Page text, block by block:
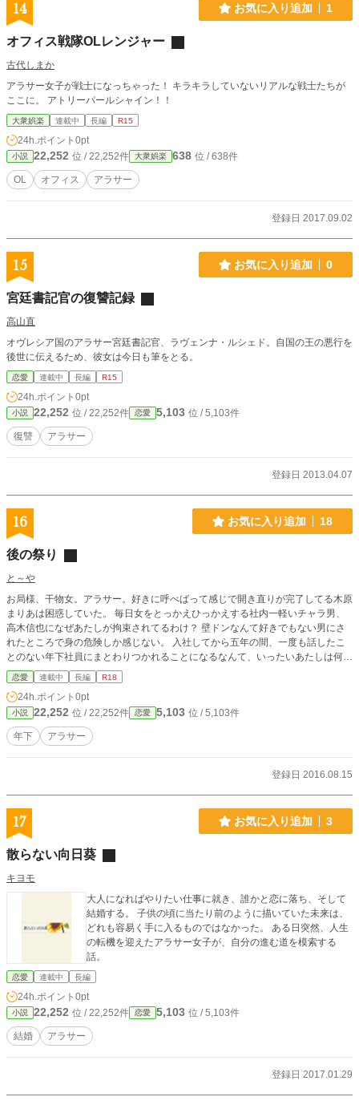
14 お気に入り追加 1
オフィス戦隊OLレンジャー
古代しまか
アラサー女子が戦士になっちゃった！ キラキラしていないリアルな戦士たちが
ここに。 アトリーパールシャイン！！
大衆娯楽 連載中 長編 R15
24h.ポイント 0pt
小説 22,252 位 / 22,252件 大衆娯楽 638 位 / 638件
OL オフィス アラサー
登録日 2017.09.02
15 お気に入り追加 0
宮廷書記官の復讐記録
高山直
オヴレシア国のアラサー宮廷書記官、ラヴェンナ・ルシェド。自国の王の悪行を
後世に伝えるため、彼女は今日も筆をとる。
恋愛 連載中 長編 R15
24h.ポイント 0pt
小説 22,252 位 / 22,252件 恋愛 5,103 位 / 5,103件
復讐 アラサー
登録日 2013.04.07
16 お気に入り追加 18
後の祭り
と～や
お局様、干物女。アラサー。好きに呼べばって感じで開き直りが完了してる木原
まりあは困惑していた。 毎日女をとっかえひっかえする社内一軽いチャラ男、
高木信也になぜあたしが拘束されてるわけ？ 壁ドンなんて好きでもない男にさ
れたところで身の危険しか感じない。 入社してから五年の間、一度も話したこ
とのない年下社員にまとわりつかれることになるなんて、いったいあたしは何を
間違えたんだろう。 そして、種馬級チャラ男は、干物アラサー処女を落せるの
か？
恋愛 連載中 長編 R18
24h.ポイント 0pt
小説 22,252 位 / 22,252件 恋愛 5,103 位 / 5,103件
年下 アラサー
登録日 2016.08.15
17 お気に入り追加 3
散らない向日葵
キヨモ
大人になればやりたい仕事に就き、誰かと恋に落ち、そして
結婚する。 子供の頃に当たり前のように描いていた未来は、
どれも容易く手に入るものではなかった。 ある日突然、人生
の転機を迎えたアラサー女子が、自分の進む道を模索する
話。
恋愛 連載中 長編
24h.ポイント 0pt
小説 22,252 位 / 22,252件 恋愛 5,103 位 / 5,103件
結婚 アラサー
登録日 2017.01.29